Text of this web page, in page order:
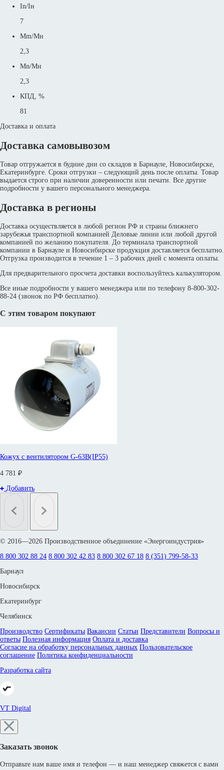
In/Iн
7
Mm/Mн
2,3
Mn/Mн
2,3
КПД, %
81
Доставка и оплата
Доставка самовывозом
Товар отгружается в будние дни со складов в Барнауле, Новосибирске,
Екатеринбурге. Сроки отгрузки – следующий день после оплаты. Товар
выдается строго при наличии доверенности или печати. Все другие
подробности у вашего персонального менеджера.
Доставка в регионы
Доставка осуществляется в любой регион РФ и страны ближнего
зарубежья транспортной компанией Деловые линии или любой другой
компанией по желанию покупателя. До терминала транспортной
компании в Барнауле и Новосибирске продукция доставляется бесплатно.
Отгрузка производится в течение 1 – 3 рабочих дней с момента оплаты.
Для предварительного просчета доставки воспользуйтесь калькулятором.
Все иные подробности у вашего менеджера или по телефону 8-800-302-
88-24 (звонок по РФ бесплатно).
С этим товаром покупают
Кожух с вентилятором G-63B(IP55)
4 781 ₽
Добавить
© 2016—2026 Производственное объединение «Энергоиндустрия»
8 800 302 88 24 8 800 302 42 83 8 800 302 67 18 8 (351) 799-58-33
Барнаул
Новосибирск
Екатеринбург
Челябинск
Производство Сертификаты Вакансии Статьи Представители Вопросы и
ответы Полезная информация Оплата и доставка
Согласие на обработку персональных данных Пользовательское
соглашение Политика конфиденциальности
Разработка сайта
VT Digital
Заказать звонок
Отправьте нам ваше имя и телефон — и наш менеджер свяжется с вами